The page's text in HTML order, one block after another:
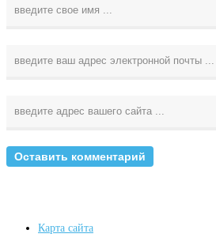
Карта сайта